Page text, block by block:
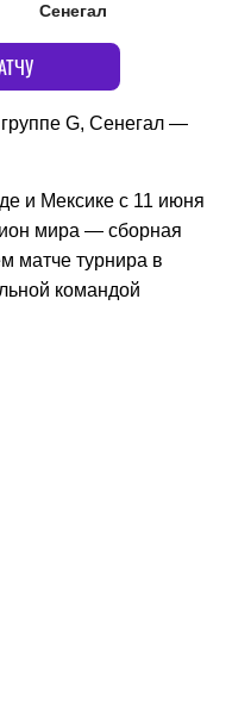
Сенегал
G, Сенегал —
и Мексике с 11 июня
мира — сборная
матче турнира в
командой